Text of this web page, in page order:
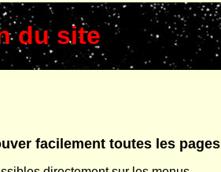
du site
facilement toutes les pages